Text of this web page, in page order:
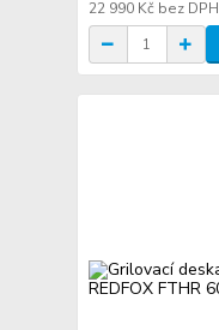
22 990 Kč bez DPH